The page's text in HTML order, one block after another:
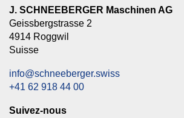
J. SCHNEEBERGER Maschinen AG
Geissbergstrasse 2
4914 Roggwil
Suisse
info@schneeberger.swiss
+41 62 918 44 00
Suivez-nous